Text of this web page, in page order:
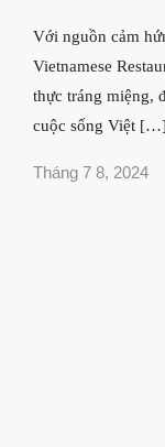
Với nguồn cảm
Vietnamese
thực tráng miệng,
cuộc sống Việt […]
Tháng 7 8, 2024